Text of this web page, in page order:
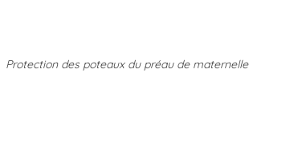
Protection des poteaux du préau de maternelle